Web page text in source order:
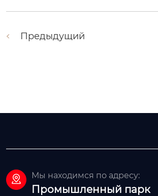
Предыдущий
 Мы находимся по адресу:
Промышленный парк